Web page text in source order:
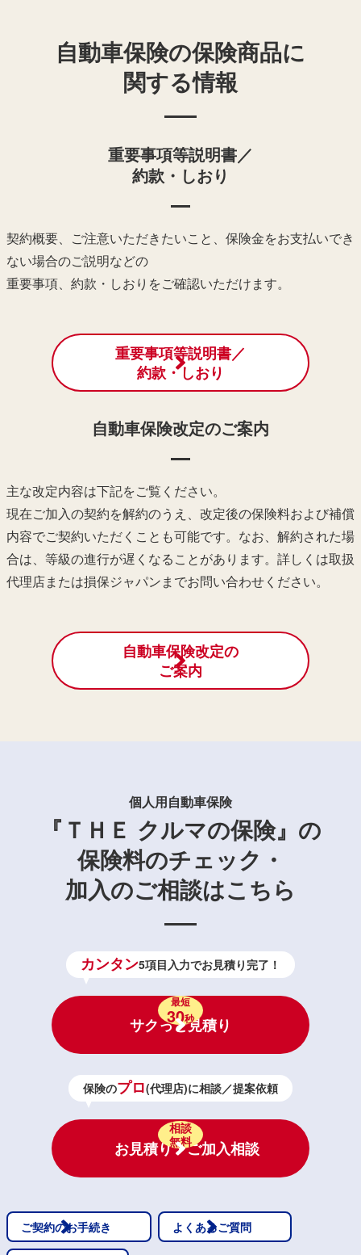
自動車保険の保険商品に
関する情報
重要事項等説明書／
約款・しおり
契約概要、ご注意いただきたいこと、保険金をお支払いでき
ない場合のご説明などの
重要事項、約款・しおりをご確認いただけます。
重要事項等説明書／
約款・しおり
自動車保険改定のご案内
主な改定内容は下記をご覧ください。
現在ご加入の契約を解約のうえ、改定後の保険料および補償
内容でご契約いただくことも可能です。 なお、解約された場
合は、等級の進行が遅くなることがあります。 詳しくは取扱
代理店または損保ジャパンまでお問い合わせください。
自動車保険改定の
ご案内
個人用自動車保険
『ＴＨＥ クルマの保険』の
保険料のチェック・
加入のご相談はこちら
カンタン5項目入力でお見積り完了！
最短
30秒
サクっと見積り
保険のプロ(代理店)に相談／提案依頼
相談
無料
お見積り・ご加入相談
ご契約のお手続き よくあるご質問